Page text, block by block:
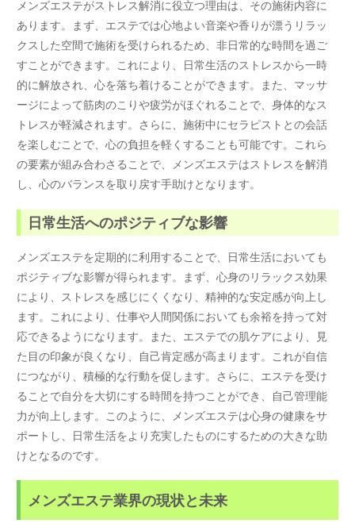
メンズエステがストレス解消に役立つ理由は、その施術内容に
あります。まず、エステでは心地よい音楽や香りが漂うリラッ
クスした空間で施術を受けられるため、非日常的な時間を過ご
すことができます。これにより、日常生活のストレスから一時
的に解放され、心を落ち着けることができます。また、マッサ
ージによって筋肉のこりや疲労がほぐれることで、身体的なス
トレスが軽減されます。さらに、施術中にセラピストとの会話
を楽しむことで、心の負担を軽くすることも可能です。これら
の要素が組み合わさることで、メンズエステはストレスを解消
し、心のバランスを取り戻す手助けとなります。
日常生活へのポジティブな影響
メンズエステを定期的に利用することで、日常生活においても
ポジティブな影響が得られます。まず、心身のリラックス効果
により、ストレスを感じにくくなり、精神的な安定感が向上し
ます。これにより、仕事や人間関係においても余裕を持って対
応できるようになります。また、エステでの肌ケアにより、見
た目の印象が良くなり、自己肯定感が高まります。これが自信
につながり、積極的な行動を促します。さらに、エステを受け
ることで自分を大切にする時間を持つことができ、自己管理能
力が向上します。このように、メンズエステは心身の健康をサ
ポートし、日常生活をより充実したものにするための大きな助
けとなるのです。
メンズエステ業界の現状と未来